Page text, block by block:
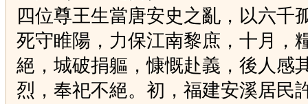
四位尊王生當唐安史之亂，以六千
死守睢陽，力保江南黎庶，十月，
絕，城破捐軀，慷慨赴義，後人感
烈，奉祀不絕。初，福建安溪居民